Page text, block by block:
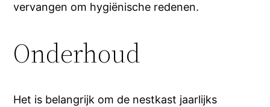
vervangen om hygiënische redenen.
Onderhoud
Het is belangrijk om de nestkast jaarlijks